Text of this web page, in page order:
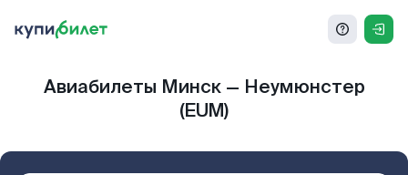
Авиабилеты Минск — Неумюнстер
(EUM)